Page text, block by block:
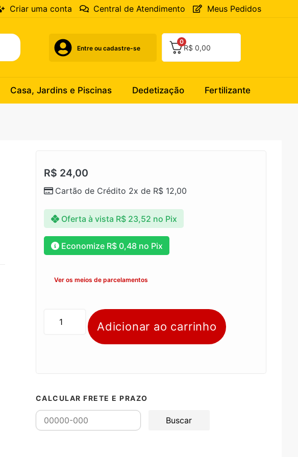
Criar uma conta Central de Atendimento Meus Pedidos
Entre ou cadastre-se
0
R$ 0,00
Casa, Jardins e Piscinas Dedetização Fertilizante
R$ 24,00
Cartão de Crédito 2x de R$12,00
Oferta à vista R$23,52 no Pix
Economize R$0,48 no Pix
Ver os meios de parcelamentos
Adicionar ao carrinho
CALCULAR FRETE E PRAZO